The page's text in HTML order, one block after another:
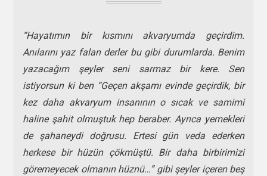
“Hayatımın bir kısmını akvaryumda geçirdim.
Anılarını yaz falan derler bu gibi durumlarda. Benim
yazacağım şeyler seni sarmaz bir kere. Sen
istiyorsun ki ben “Geçen akşamı evinde geçirdik, bir
kez daha akvaryum insanının o sıcak ve samimi
haline şahit olmuştuk hep beraber. Ayrıca yemekleri
de şahaneydi doğrusu. Ertesi gün veda ederken
herkese bir hüzün çökmüştü. Bir daha birbirimizi
göremeyecek olmanın hüznü…” gibi şeyler içeren beş